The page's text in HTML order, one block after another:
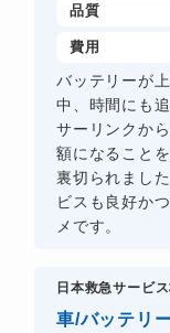
品質
費用
バッテリーが
中、時間にも
サーリンクか
額になること
裏切られまし
ビスも良好か
メです。
日本救急サービ
車/バッテリ